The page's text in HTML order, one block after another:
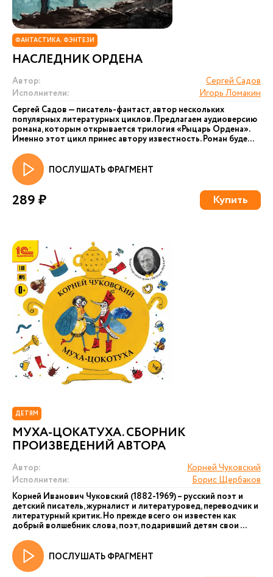
ФАНТАСТИКА. ФЭНТЕЗИ
НАСЛЕДНИК ОРДЕНА
Автор:
Сергей Садов
Исполнители:
Игорь Ломакин
Сергей Садов — писатель-фантаст, автор нескольких
популярных литературных циклов. Предлагаем аудиоверсию
романа, которым открывается трилогия «Рыцарь Ордена».
Именно этот цикл принес автору известность. Роман буде...
ПОСЛУШАТЬ ФРАГМЕНТ
289 ₽ Купить
ДЕТЯМ
МУХА-ЦОКАТУХА. СБОРНИК
ПРОИЗВЕДЕНИЙ АВТОРА
Автор:
Корней Чуковский
Исполнители:
Борис Щербаков
Корней Иванович Чуковский (1882-1969) – русский поэт и
детский писатель, журналист и литературовед, переводчик и
литературный критик. Но прежде всего он известен как
добрый волшебник слова, поэт, подаривший детям свои ...
ПОСЛУШАТЬ ФРАГМЕНТ